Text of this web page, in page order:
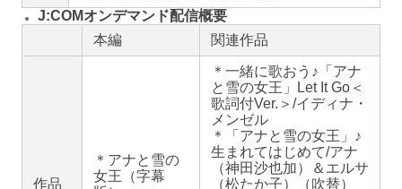
J:COMオンデマンド配信概要
本編
関連作品
作品
＊アナと雪の
女王（字幕
＊一緒に歌おう♪「アナ
と雪の女王」Let It Go＜
歌詞付Ver.＞/イディナ・
メンゼル
＊「アナと雪の女王」♪
生まれてはじめて/アナ
（神田沙也加）＆エルサ
（松たか子）（吹替）